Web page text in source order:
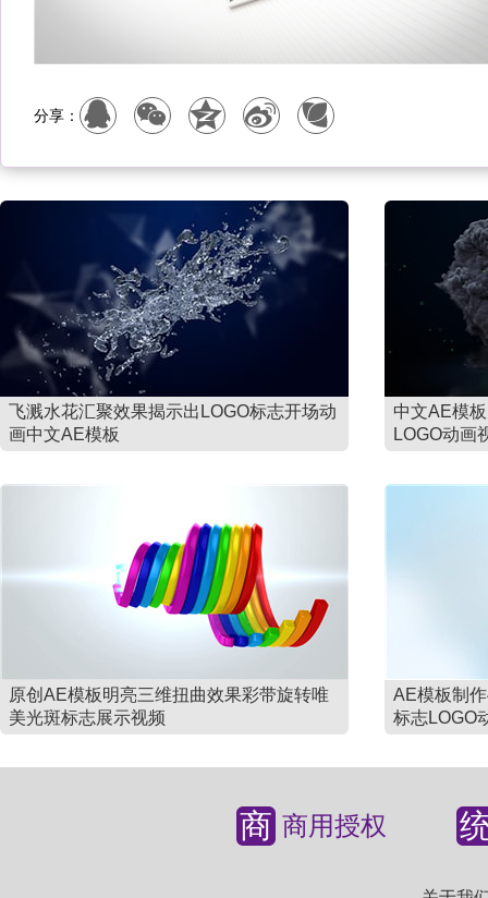
分享：
飞溅水花汇聚效果揭示出LOGO标志开场动
画中文AE模板
中文AE模
LOGO动画
原创AE模板明亮三维扭曲效果彩带旋转唯
美光斑标志展示视频
AE模板制
标志LOGO
商 商用授权